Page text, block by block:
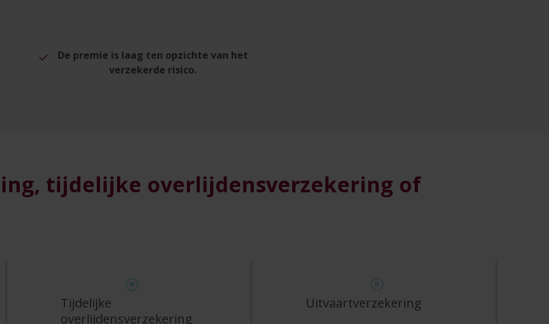
De premie is laag ten opzichte van het
verzekerde risico.
tijdelijke overlijdensverzekering of
Tijdelijke
overlijdensverzekering
Uitvaartverzekering